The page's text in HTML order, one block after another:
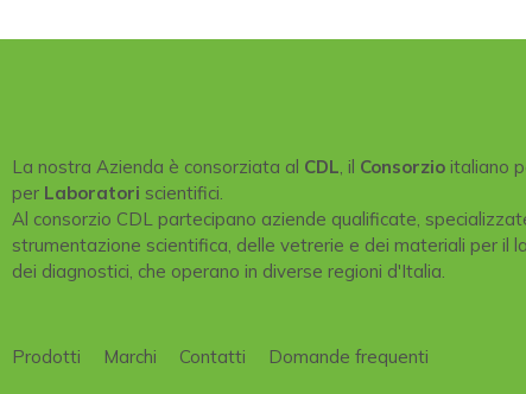
La nostra Azienda è consorziata al CDL, il Consorzio italiano
per Laboratori scientifici.
Al consorzio CDL partecipano aziende qualificate,
strumentazione scientifica, delle vetrerie e dei materiali per il
dei diagnostici, che operano in diverse regioni d'Italia.
Prodotti Marchi Contatti Domande frequenti